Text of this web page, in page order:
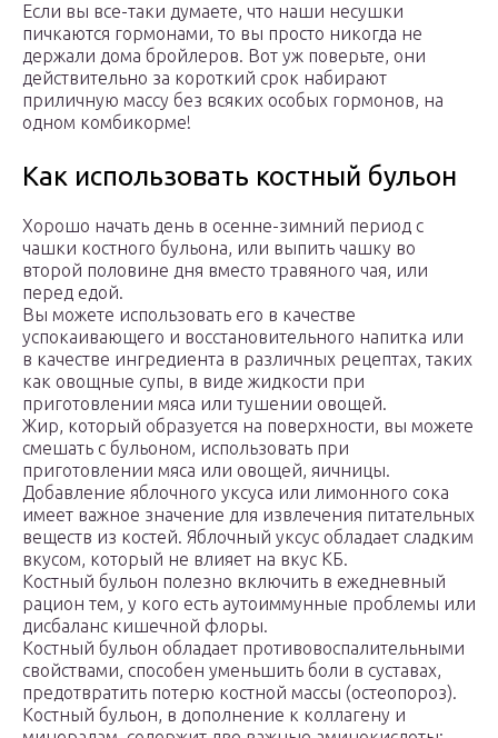
Если вы все-таки думаете, что наши несушки
пичкаются гормонами, то вы просто никогда не
держали дома бройлеров. Вот уж поверьте, они
действительно за короткий срок набирают
приличную массу без всяких особых гормонов, на
одном комбикорме!
Как использовать костный бульон
Хорошо начать день в осенне-зимний период с
чашки костного бульона, или выпить чашку во
второй половине дня вместо травяного чая, или
перед едой.
Вы можете использовать его в качестве
успокаивающего и восстановительного напитка или
в качестве ингредиента в различных рецептах, таких
как овощные супы, в виде жидкости при
приготовлении мяса или тушении овощей.
Жир, который образуется на поверхности, вы можете
смешать с бульоном, использовать при
приготовлении мяса или овощей, яичницы.
Добавление яблочного уксуса или лимонного сока
имеет важное значение для извлечения питательных
веществ из костей. Яблочный уксус обладает сладким
вкусом, который не влияет на вкус КБ.
Костный бульон полезно включить в ежедневный
рацион тем, у кого есть аутоиммунные проблемы или
дисбаланс кишечной флоры.
Костный бульон обладает противовоспалительными
свойствами, способен уменьшить боли в суставах,
предотвратить потерю костной массы (остеопороз).
Костный бульон, в дополнение к коллагену и